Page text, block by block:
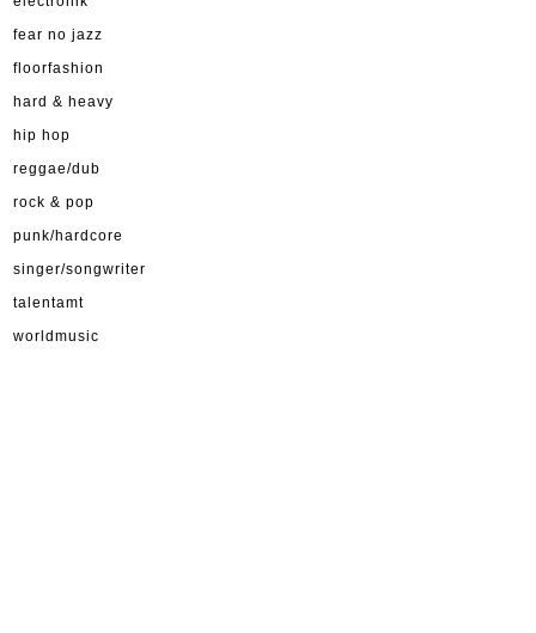
fear no jazz
floorfashion
hard & heavy
hip hop
reggae/dub
rock & pop
punk/hardcore
singer/songwriter
talentamt
worldmusic